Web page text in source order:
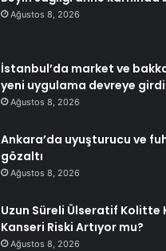
Ağustos 8, 2026
İstanbul’da market ve
yeni uygulama devreye girdi
Ağustos 8, 2026
Ankara’da uyuşturucu ve
gözaltı
Ağustos 8, 2026
Uzun Süreli Ülseratif Kolitte
Kanseri Riski Artıyor mu?
Ağustos 8, 2026